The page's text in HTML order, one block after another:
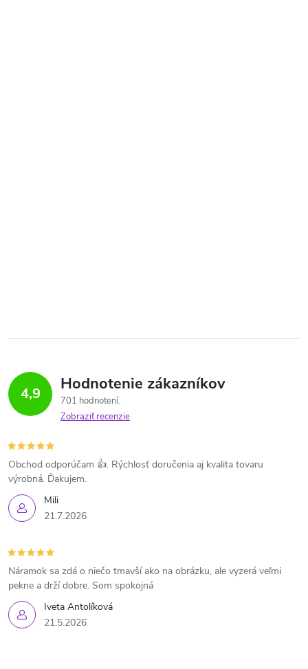
4,9 Hodnotenie zákazníkov
701 hodnotení
Zobraziť recenzie
Mili
21.7.2026
Obchod odporúčam 👍. Rýchlosť doručenia aj kvalita tovaru
výrobná. Ďakujem.
Iveta Antolíková
21.5.2026
Náramok sa zdá o niečo tmavší ako na obrázku, ale vyzerá veľmi
pekne a drží dobre. Som spokojná